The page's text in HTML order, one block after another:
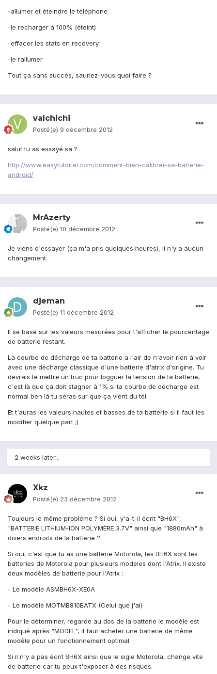
-allumer et éteindre le téléphone
-le recharger à 100% (éteint)
-effacer les stats en recovery
-le rallumer
Tout ça sans succès, sauriez-vous quoi faire ?
valchichi
Posté(e) 9 décembre 2012
salut tu as essayé sa ?
http://www.easytutoriel.com/comment-bien-calibrer-sa-batterie-
android/
MrAzerty
Posté(e) 10 décembre 2012
Je viens d'essayer (ça m'a pris quelques heures), il n'y a aucun
changement.
djeman
Posté(e) 11 décembre 2012
Il se base sur les valeurs mesurées pour t'afficher le pourcentage
de batterie restant.
La courbe de décharge de ta batterie a l'air de n'avoir rien à voir
avec une décharge classique d'une batterie d'atrix d'origine. Tu
devrais te mettre un truc pour logguer la tension de ta batterie,
c'est là que ça doit stagner à 1% si ta courbe de décharge est
normal ben là tu seras sur que ça vient du tél.
Et t'auras les valeurs hautes et basses de ta batterie si il faut les
modifier quelque part ;)
2 weeks later...
Xkz
Posté(e) 23 décembre 2012
Toujours le même problème ? Si oui, y'a-t-il écrit "BH6X",
"BATTERIE LITHIUM-ION POLYMÈRE 3.7V" ainsi que "1880mAh" à
divers endroits de la batterie ?
Si oui, c'est que tu as une batterie Motorola, les BH6X sont les
batteries de Motorola pour plusieurs modeles dont l'Atrix. Il existe
deux modèles de batterie pour l'Atrix :
- Le modèle ASMBH6X-XE0A
- Le modèle MOTMB810BATX (Celui que j'ai)
Pour le déterminer, regarde au dos de la batterie le modèle est
indiqué après "MODEL", il faut acheter une batterie de même
modèle pour un fonctionnement optimal.
Si il n'y a pas écrit BH6X ainsi que le sigle Motorola, change vite
de batterie car tu peux t'exposer à des risques.